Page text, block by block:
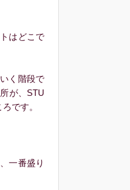
はどこで
く階段で
が、STU
です。
一番盛り